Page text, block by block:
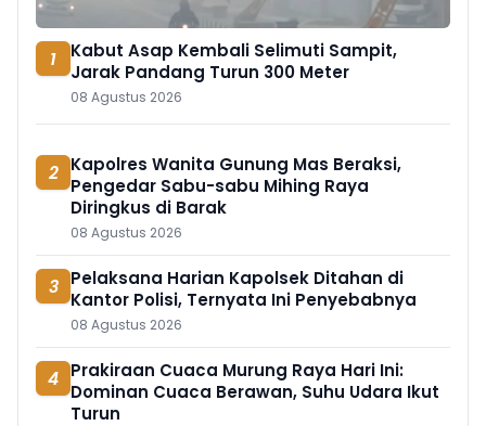
1
Kabut Asap Kembali Selimuti Sampit,
Jarak Pandang Turun 300 Meter
08 Agustus 2026
2 Kapolres Wanita Gunung Mas Beraksi,
Pengedar Sabu-sabu Mihing Raya
Diringkus di Barak
08 Agustus 2026
3 Pelaksana Harian Kapolsek Ditahan di
Kantor Polisi, Ternyata Ini Penyebabnya
08 Agustus 2026
4 Prakiraan Cuaca Murung Raya Hari Ini:
Dominan Cuaca Berawan, Suhu Udara Ikut
Turun